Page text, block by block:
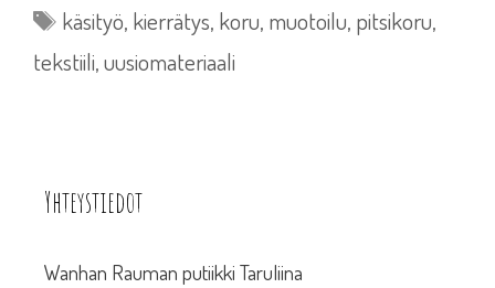
Avainsanat
käsityö, kierrätys, koru, muotoilu, pitsikoru,
tekstiili,uusiomateriaali
Yhteystiedot
Wanhan Rauman putiikki Taruliina